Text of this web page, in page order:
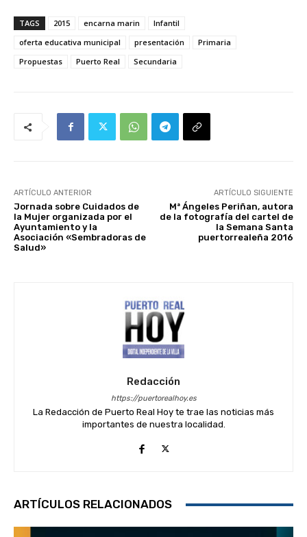
TAGS 2015 encarna marin
Infantil
oferta educativa municipal
presentación
Primaria
Propuestas
Puerto Real Secundaria
ARTÍCULO ANTERIOR
Jornada sobre Cuidados de
la Mujer organizada por el
Ayuntamiento y la
Asociación «Sembradoras de
Salud»
ARTÍCULO SIGUIENTE
Mª Ángeles Periñan, autora
de la fotografía del cartel de
la Semana Santa
puertorrealeña 2016
Redacción
https://puertorealhoy.es
La Redacción de Puerto Real Hoy te trae las noticias más
importantes de nuestra localidad.
ARTÍCULOS RELACIONADOS